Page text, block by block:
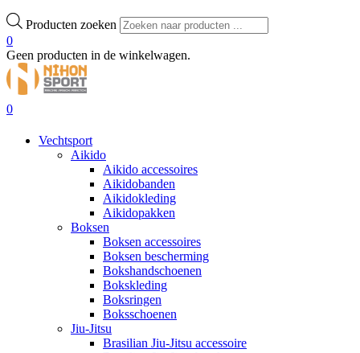
Producten zoeken
0
Geen producten in de winkelwagen.
0
Vechtsport
Aikido
Aikido accessoires
Aikidobanden
Aikidokleding
Aikidopakken
Boksen
Boksen accessoires
Boksen bescherming
Bokshandschoenen
Bokskleding
Boksringen
Boksschoenen
Jiu-Jitsu
Brasilian Jiu-Jitsu accessoire